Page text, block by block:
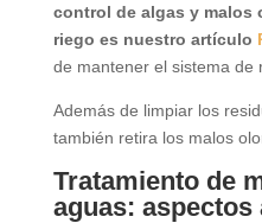
control de algas y malos
riego es nuestro artículo
de mantener el sistema de
Además de limpiar los
también retira los malos
Tratamiento de
aguas: aspectos